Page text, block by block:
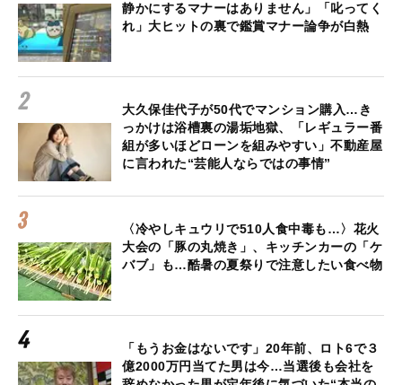
静かにするマナーはありません」「叱ってく
れ」大ヒットの裏で鑑賞マナー論争が白熱
大久保佳代子が50代でマンション購入…き
っかけは浴槽裏の湯垢地獄、「レギュラー番
組が多いほどローンを組みやすい」不動産屋
に言われた“芸能人ならではの事情”
〈冷やしキュウリで510人食中毒も…〉花火
大会の「豚の丸焼き」、キッチンカーの「ケ
バブ」も…酷暑の夏祭りで注意したい食べ物
「もうお金はないです」20年前、ロト6で３
億2000万円当てた男は今…当選後も会社を